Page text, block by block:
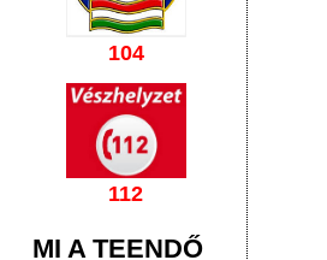
104
112
MI A TEENDŐ